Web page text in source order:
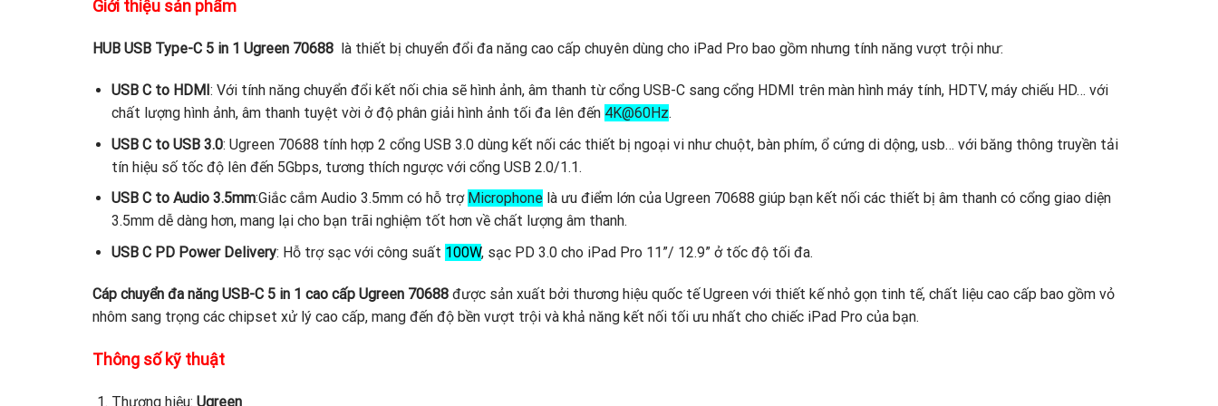
Giới thiệu sản phẩm
HUB USB Type-C 5 in 1 Ugreen 70688 là thiết bị chuyển đổi đa năng cao cấp chuyên dùng cho iPad Pro bao gồm nhưng tính năng vượt trội như:
USB C to HDMI : Với tính năng chuyển đổi kết nối chia sẽ hình ảnh, âm thanh từ cổng USB-C sang cổng HDMI trên màn hình máy tính, HDTV, máy chiếu HD… với
chất lượng hình ảnh, âm thanh tuyệt vời ở độ phân giải hình ảnh tối đa lên đến 4K@60Hz.
USB C to USB 3.0: Ugreen 70688 tính hợp 2 cổng USB 3.0 dùng kết nối các thiết bị ngoại vi như chuột, bàn phím, ổ cứng di dộng, usb… với băng thông truyền tải
tín hiệu số tốc độ lên đến 5Gbps, tương thích ngược với cổng USB 2.0/1.1.
USB C to Audio 3.5mm:Giắc cắm Audio 3.5mm có hỗ trợ Microphonelà ưu điểm lớn của Ugreen 70688 giúp bạn kết nối các thiết bị âm thanh có cổng giao diện
3.5mm dễ dàng hơn, mang lại cho bạn trãi nghiệm tốt hơn về chất lượng âm thanh.
USB C PD Power Delivery: Hỗ trợ sạc với công suất 100W, sạc PD 3.0 cho iPad Pro 11”/ 12.9” ở tốc độ tối đa.
Cáp chuyển đa năng USB-C 5 in 1 cao cấp Ugreen 70688 được sản xuất bởi thương hiệu quốc tế Ugreen với thiết kế nhỏ gọn tinh tế, chất liệu cao cấp bao gồm vỏ
nhôm sang trọng các chipset xử lý cao cấp, mang đến độ bền vượt trội và khả năng kết nối tối ưu nhất cho chiếc iPad Pro của bạn.
Thông số kỹ thuật
Thương hiệu: Ugreen